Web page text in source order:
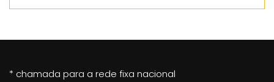
* chamada para a rede fixa nacional